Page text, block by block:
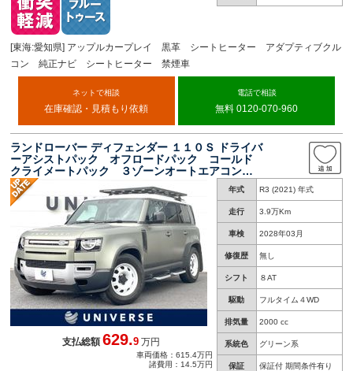
[東海:愛知県] アップルカープレイ 黒革 シートヒーター アダプティブクル
コン 純正ナビ シートヒーター 禁煙車
ネットで相談
在庫確認・見積もり依頼
電話で相談
無料 0120-070-960
ランドローバー ディフェンダー １１０Ｓ ドライバ
ーアシストパック オフロードパック コールド
クライメートパック ３ゾーンオートエアコン
キーレスエントリー アダプティブクルーズ ブ
ラインドスポットアシスト ステアリングヒータ
ー 禁煙
年式 R3 (2021) 年式
走行 3.9万Km
車検 2028年03月
修復歴 無し
シフト ８AT
駆動 フルタイム４WD
排気量 2000 cc
系統色 グリーン系
保証 保証付 期間条件有り
支払総額629.9 万円
車両価格：615.4万円
諸費用：14.5万円